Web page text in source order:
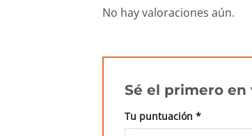
No hay valoraciones aún.
Sé el primero en
Tu puntuación *